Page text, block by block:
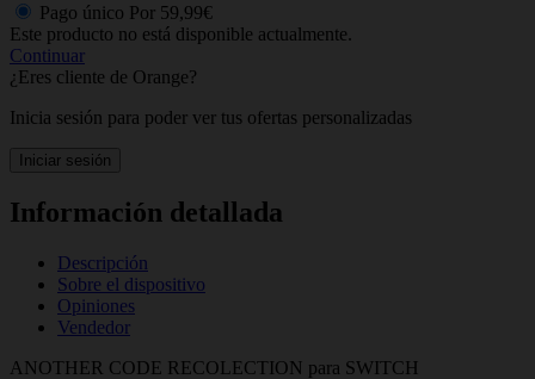
Pago único Por 59,99€
Este producto no está disponible actualmente.
Continuar
¿Eres cliente de Orange?
Inicia sesión para poder ver tus ofertas personalizadas
Iniciar sesión
Información detallada
Descripción
Sobre el dispositivo
Opiniones
Vendedor
ANOTHER CODE RECOLECTION para SWITCH